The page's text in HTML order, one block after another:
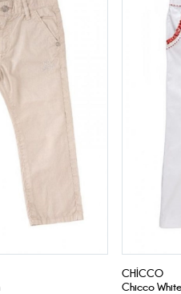
CHICCO
Chicco